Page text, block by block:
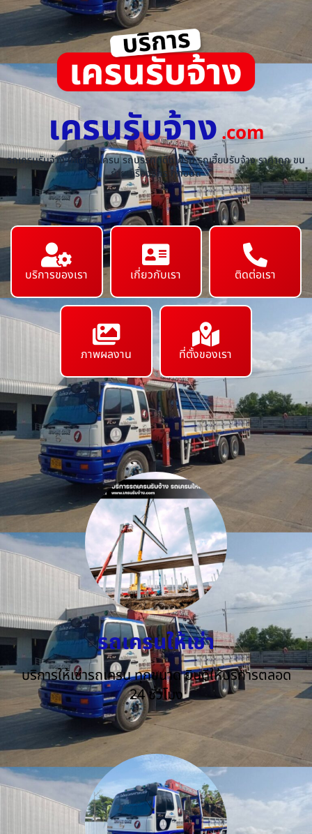
เครนรับจ้าง.com
รถเครนรับจ้าง ให้เช่ารถเครน รถบรรทุกติดเครน รถเฮี๊ยบรับจ้าง ราคาถูก ขน
ย้ายเครื่องจักร ทุกชนิด
บริการของเรา เกี่ยวกับเรา ติดต่อเรา
ภาพผลงาน ที่ตั้งของเรา
รถเครนให้เช่า
บริการให้เช่ารถเครน ทุกขนาด ยินดีให้บริการตลอด
24 ชั่วโมง